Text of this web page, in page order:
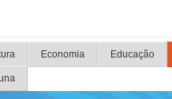
Economia Educação